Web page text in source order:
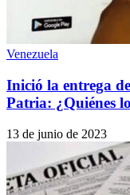
Venezuela
Inició la entrega
Patria: ¿Quiénes
13 de junio de 2023